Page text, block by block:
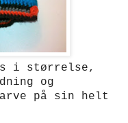
i størrelse,
og
på sin helt